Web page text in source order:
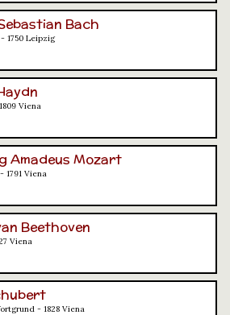
Bach
1750 Leipzig
Viena
Amadeus Mozart
1791 Viena
Beethoven
Viena
- 1828 Viena